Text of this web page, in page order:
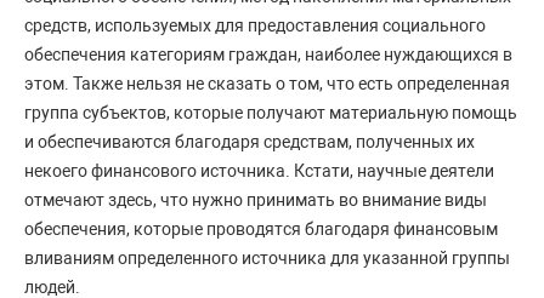
средств, используемых для предоставления социального
обеспечения категориям граждан, наиболее нуждающихся в
этом. Также нельзя не сказать о том, что есть определенная
группа субъектов, которые получают материальную помощь
и обеспечиваются благодаря средствам, полученных их
некоего финансового источника. Кстати, научные деятели
отмечают здесь, что нужно принимать во внимание виды
обеспечения, которые проводятся благодаря финансовым
вливаниям определенного источника для указанной группы
людей.